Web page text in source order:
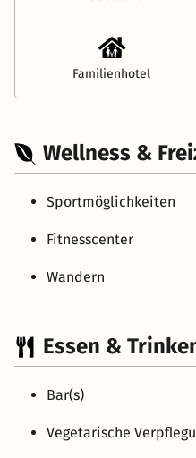
Familienhotel
Wellness &
Sportmöglichkeiten
Fitnesscenter
Wandern
Essen &
Bar(s)
Vegetarische